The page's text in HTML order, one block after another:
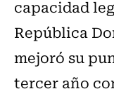
capacidad
República
mejoró su
tercer año